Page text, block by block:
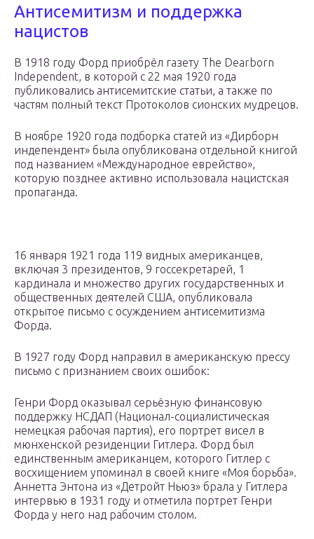
Антисемитизм и поддержка
нацистов
В 1918 году Форд приобрёл газету The Dearborn
Independent, в которой с 22 мая 1920 года
публиковались антисемитские статьи, а также по
частям полный текст Протоколов сионских мудрецов.
В ноябре 1920 года подборка статей из «Дирборн
индепендент» была опубликована отдельной книгой
под названием «Международное еврейство»,
которую позднее активно использовала нацистская
пропаганда.
16 января 1921 года 119 видных американцев,
включая 3 президентов, 9 госсекретарей, 1
кардинала и множество других государственных и
общественных деятелей США, опубликовала
открытое письмо с осуждением антисемитизма
Форда.
В 1927 году Форд направил в американскую прессу
письмо с признанием своих ошибок:
Генри Форд оказывал серьёзную финансовую
поддержку НСДАП (Национал-социалистическая
немецкая рабочая партия), его портрет висел в
мюнхенской резиденции Гитлера. Форд был
единственным американцем, которого Гитлер с
восхищением упоминал в своей книге «Моя борьба».
Аннетта Энтона из «Детройт Ньюз» брала у Гитлера
интервью в 1931 году и отметила портрет Генри
Форда у него над рабочим столом.